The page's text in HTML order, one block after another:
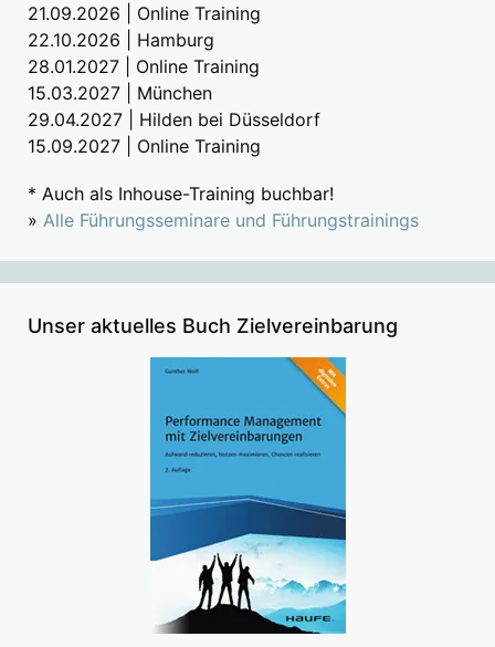
21.09.2026 | Online Training
22.10.2026 | Hamburg
28.01.2027 | Online Training
15.03.2027 | München
29.04.2027 | Hilden bei Düsseldorf
15.09.2027 | Online Training
* Auch als Inhouse-Training buchbar!
» Alle Führungsseminare und Führungstrainings
Unser aktuelles Buch Zielvereinbarung